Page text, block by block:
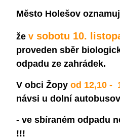
Město Holešov
že v sobotu 10.
proveden sběr
odpadu ze zahrádek.
V obci Žopy od 12,10 -
návsi u dolní
- ve sbíraném odpadu
!!!